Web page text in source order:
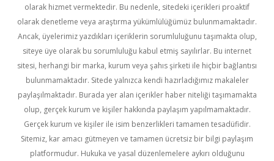
olarak hizmet vermektedir. Bu nedenle, sitedeki içerikleri proaktif
olarak denetleme veya araştırma yükümlülüğümüz bulunmamaktadır.
Ancak, üyelerimiz yazdıkları içeriklerin sorumluluğunu taşımakta olup,
siteye üye olarak bu sorumluluğu kabul etmiş sayılırlar. Bu internet
sitesi, herhangi bir marka, kurum veya şahıs şirketi ile hiçbir bağlantısı
bulunmamaktadır. Sitede yalnızca kendi hazırladığımız makaleler
paylaşılmaktadır. Burada yer alan içerikler haber niteliği taşımamakta
olup, gerçek kurum ve kişiler hakkında paylaşım yapılmamaktadır.
Gerçek kurum ve kişiler ile isim benzerlikleri tamamen tesadüfidir.
Sitemiz, kar amacı gütmeyen ve tamamen ücretsiz bir bilgi paylaşım
platformudur. Hukuka ve yasal düzenlemelere aykırı olduğunu